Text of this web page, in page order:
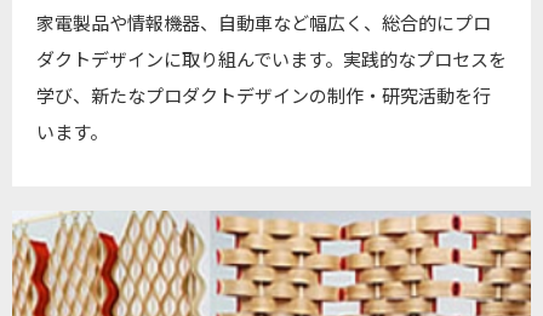
家電製品や情報機器、自動車など幅広く、総合的にプロ
ダクトデザインに取り組んでいます。実践的なプロセスを
学び、新たなプロダクトデザインの制作・研究活動を行
います。